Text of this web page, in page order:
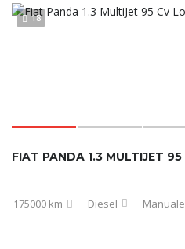
18
175000 km Diesel Manuale